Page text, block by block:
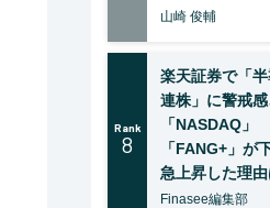
山崎 俊輔
Rank
8
楽天証券で「
連株」に警戒感
「NASDAQ」
「FANG+」が
急上昇した理由
Finasee編集部